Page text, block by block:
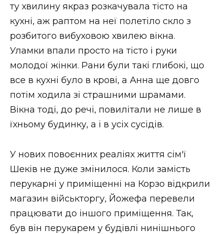
ту хвилину якраз розкачувала тісто на
кухні, аж раптом на неї полетіло скло з
розбитого вибуховою хвилею вікна.
Уламки впали просто на тісто і руки
молодої жінки. Рани були такі глибокі, що
все в кухні було в крові, а Анна ще довго
потім ходила зі страшними шрамами.
Вікна тоді, до речі, повилітали не лише в
їхньому будинку, а і в усіх сусідів.
У нових повоєнних реаліях життя сім'ї
Шеків не дуже змінилося. Коли замість
перукарні у приміщенні на Корзо відкрили
магазин військторгу, Йожефа перевели
працювати до іншого приміщення. Так,
був він перукарем у будівлі нинішнього